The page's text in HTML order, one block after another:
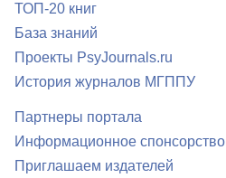
ТОП-20 книг
База знаний
Проекты PsyJournals.ru
История журналов МГППУ
Партнеры портала
Информационное спонсорство
Приглашаем издателей